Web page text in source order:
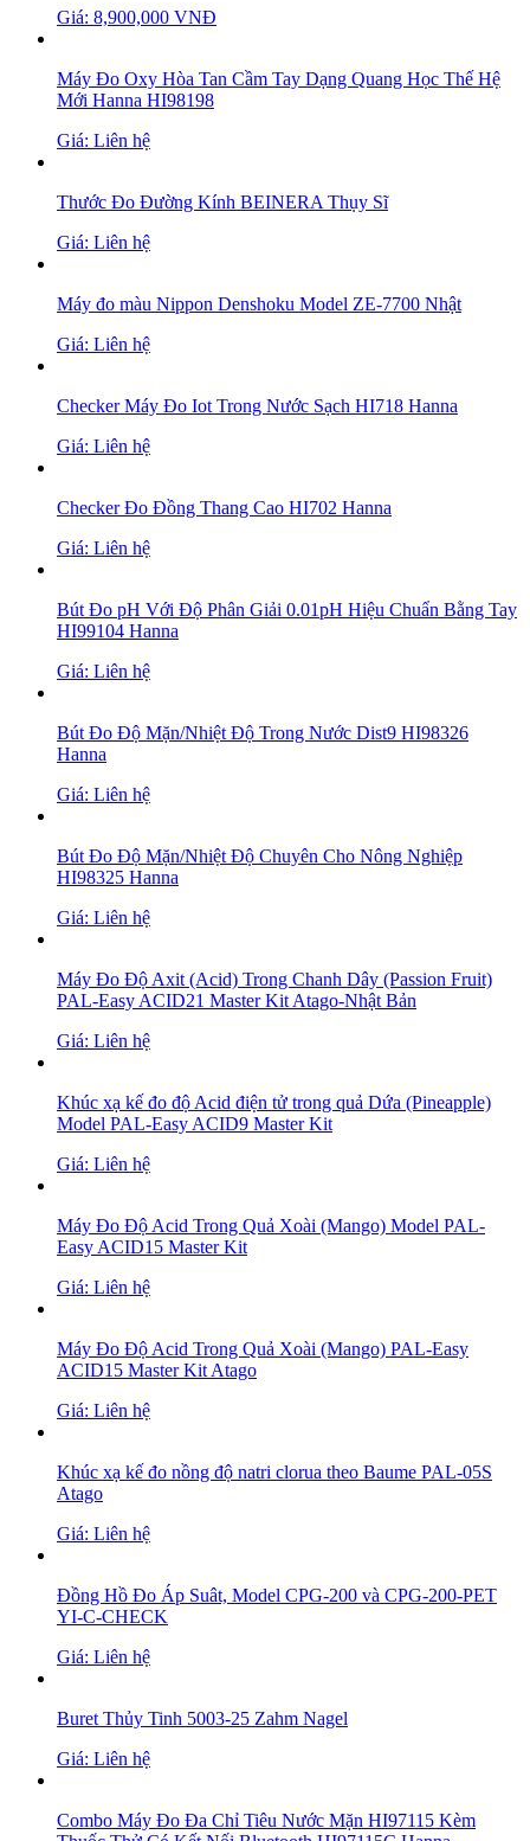
Giá: 8,900,000 VNĐ
Máy Đo Oxy Hòa Tan Cầm Tay Dạng Quang Học Thế Hệ
Mới Hanna HI98198
Giá: Liên hệ
Thước Đo Đường Kính BEINERA Thụy Sĩ
Giá: Liên hệ
Máy đo màu Nippon Denshoku Model ZE-7700 Nhật
Giá: Liên hệ
Checker Máy Đo Iot Trong Nước Sạch HI718 Hanna
Giá: Liên hệ
Checker Đo Đồng Thang Cao HI702 Hanna
Giá: Liên hệ
Bút Đo pH Với Độ Phân Giải 0.01pH Hiệu Chuẩn Bằng Tay
HI99104 Hanna
Giá: Liên hệ
Bút Đo Độ Mặn/Nhiệt Độ Trong Nước Dist9 HI98326
Hanna
Giá: Liên hệ
Bút Đo Độ Mặn/Nhiệt Độ Chuyên Cho Nông Nghiệp
HI98325 Hanna
Giá: Liên hệ
Máy Đo Độ Axit (Acid) Trong Chanh Dây (Passion Fruit)
PAL-Easy ACID21 Master Kit Atago-Nhật Bản
Giá: Liên hệ
Khúc xạ kế đo độ Acid điện tử trong quả Dứa (Pineapple)
Model PAL-Easy ACID9 Master Kit
Giá: Liên hệ
Máy Đo Độ Acid Trong Quả Xoài (Mango) Model PAL-
Easy ACID15 Master Kit
Giá: Liên hệ
Máy Đo Độ Acid Trong Quả Xoài (Mango) PAL-Easy
ACID15 Master Kit Atago
Giá: Liên hệ
Khúc xạ kế đo nồng độ natri clorua theo Baume PAL-05S
Atago
Giá: Liên hệ
Đồng Hồ Đo Áp Suât, Model CPG-200 và CPG-200-PET
YI-C-CHECK
Giá: Liên hệ
Buret Thủy Tinh 5003-25 Zahm Nagel
Giá: Liên hệ
Combo Máy Đo Đa Chỉ Tiêu Nước Mặn HI97115 Kèm